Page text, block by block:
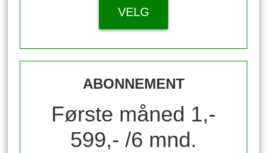
VELG
ABONNEMENT
Første måned 1,-
599,- /6 mnd.